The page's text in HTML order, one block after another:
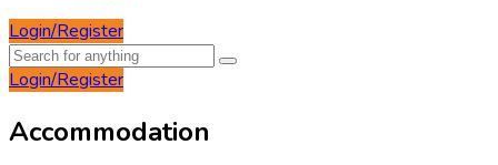
Login/Register
Login/Register
Accommodation